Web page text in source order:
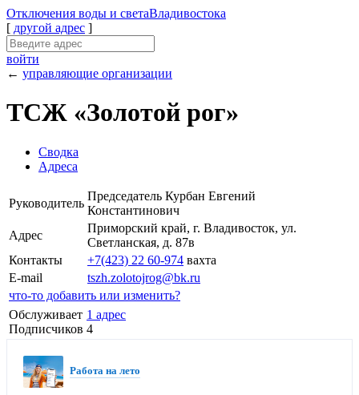
Отключения воды и светаВладивостока
[ другой адрес ]
войти
← управляющие организации
ТСЖ «Золотой рог»
Сводка
Адреса
Руководитель
Председатель Курбан Евгений
Константинович
Адрес
Приморский край, г. Владивосток, ул.
Светланская, д. 87в
Контакты
+7(423) 22 60-974 вахта
E-mail
tszh.zolotojrog@bk.ru
что-то добавить или изменить?
Обслуживает
Подписчиков
1 адрес
4
Работа на лето